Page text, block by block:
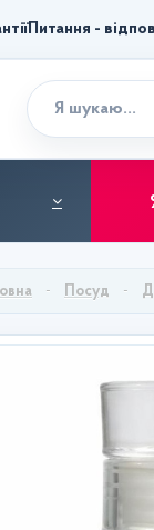
Питання -
Посуд